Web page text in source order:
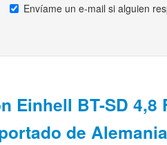
Envíame un e-mail si alguien
Einhell BT-SD
de